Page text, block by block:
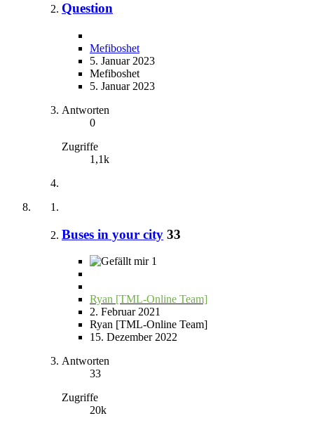
Question
Mefiboshet
5. Januar 2023
Mefiboshet
5. Januar 2023
Antworten
0
Zugriffe
1,1k
Buses in your city 33
1
Ryan [TML-Online Team]
2. Februar 2021
Ryan [TML-Online Team]
15. Dezember 2022
Antworten
33
Zugriffe
20k